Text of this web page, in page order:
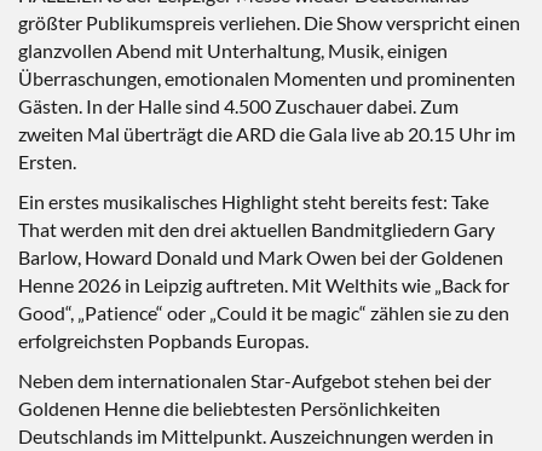
größter Publikumspreis verliehen. Die Show verspricht einen
glanzvollen Abend mit Unterhaltung, Musik, einigen
Überraschungen, emotionalen Momenten und prominenten
Gästen. In der Halle sind 4.500 Zuschauer dabei. Zum
zweiten Mal überträgt die ARD die Gala live ab 20.15 Uhr im
Ersten.
Ein erstes musikalisches Highlight steht bereits fest: Take
That werden mit den drei aktuellen Bandmitgliedern Gary
Barlow, Howard Donald und Mark Owen bei der Goldenen
Henne 2026 in Leipzig auftreten. Mit Welthits wie „Back for
Good“, „Patience“ oder „Could it be magic“ zählen sie zu den
erfolgreichsten Popbands Europas.
Neben dem internationalen Star-Aufgebot stehen bei der
Goldenen Henne die beliebtesten Persönlichkeiten
Deutschlands im Mittelpunkt. Auszeichnungen werden in